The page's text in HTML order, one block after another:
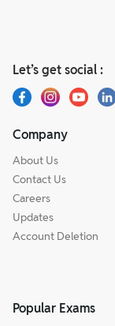
Let’s get social :
Company
About Us
Contact Us
Careers
Updates
Account Deletion
Popular Exams